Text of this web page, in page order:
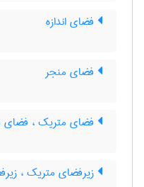
فضای اندازه
فضای منجر
فضای متریک ، فضای
زیرفضای متریک ،